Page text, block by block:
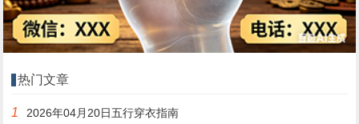
热门文章
1 2026年04月20日五行穿衣指南